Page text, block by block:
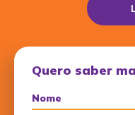
Quero saber